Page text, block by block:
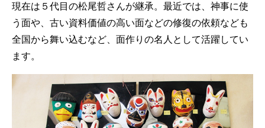
現在は５代目の松尾哲さんが継承。最近では、神事に使
う面や、古い資料価値の高い面などの修復の依頼なども
全国から舞い込むなど、面作りの名人として活躍してい
ます。